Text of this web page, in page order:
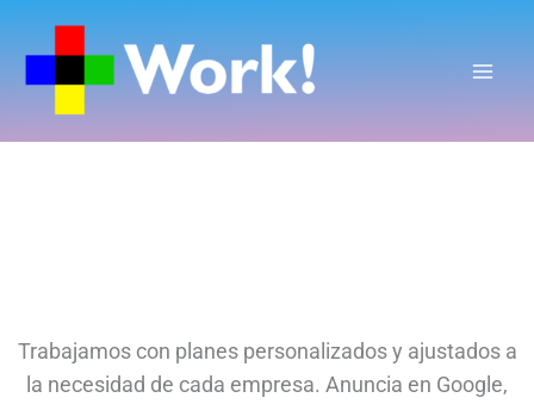
contenido
Trabajamos con planes personalizados y ajustados a
la necesidad de cada empresa. Anuncia en Google,